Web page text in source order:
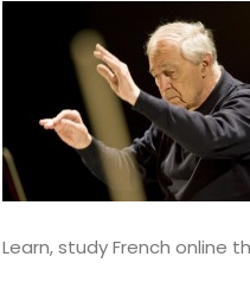
Learn, study French online